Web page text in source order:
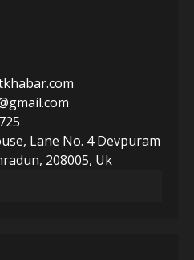
Lane No. 4 Devpuram
208005, Uk